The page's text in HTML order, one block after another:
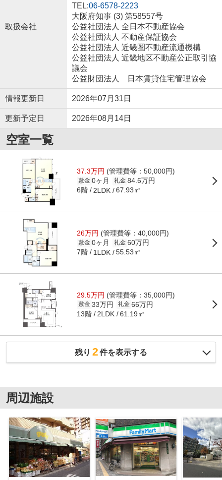
取扱会社
TEL:06-6578-2223
大阪府知事 (3) 第58557号
公益社団法人 全日本不動産協会
公益社団法人 不動産保証協会
公益社団法人 近畿圏不動産流通機構
公益社団法人 近畿地区不動産公正取引協
議会
公益財団法人 日本賃貸住宅管理協会
情報更新日 2026年07月31日
更新予定日 2026年08月14日
空室一覧
37.3万円 (管理費等：50,000円)
敷金 0ヶ月 礼金 84.6万円
6階 2LDK 67.93㎡
26万円 (管理費等：40,000円)
敷金 0ヶ月 礼金 60万円
7階 1LDK 55.53㎡
29.5万円 (管理費等：35,000円)
敷金 33万円 礼金 66万円
13階 2LDK 61.19㎡
残り 2件を表示する
周辺施設